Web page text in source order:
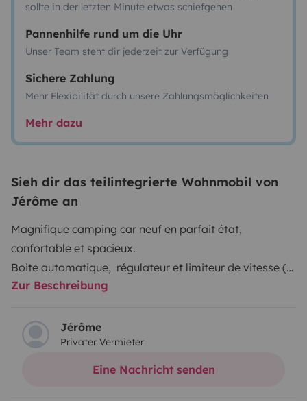
sollte in der letzten Minute etwas schiefgehen
Pannenhilfe rund um die Uhr
Unser Team steht dir jederzeit zur Verfügung
Sichere Zahlung
Mehr Flexibilität durch unsere Zahlungsmöglichkeiten
Mehr dazu
Sieh dir das teilintegrierte Wohnmobil von
Jérôme an
Magnifique camping car neuf en parfait état,
confortable et spacieux.
Boite automatique, régulateur et limiteur de vitesse (
mode route éco ). Clim cabine.
6 couchages :
- 1 chambre avec lit fixe 2 personnes (160×200)
Zur Beschreibung
Jérôme
Privater Vermieter
Eine Nachricht senden